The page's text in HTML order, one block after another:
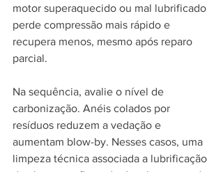
motor superaquecido ou mal lubrificado
perde compressão mais rápido e
recupera menos, mesmo após reparo
parcial.
Na sequência, avalie o nível de
carbonização. Anéis colados por
resíduos reduzem a vedação e
aumentam blow-by. Nesses casos, uma
limpeza técnica associada a lubrificação